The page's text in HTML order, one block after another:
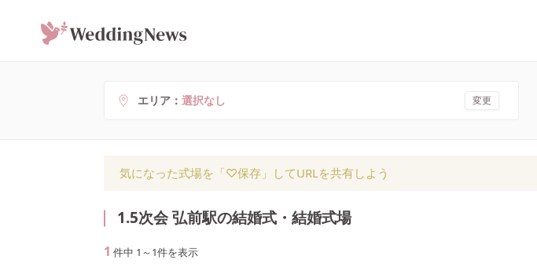
エリア 選択なし 変更
気になった式場を「♡保存」してURLを共有しよう
1.5次会 弘前駅の結婚式・結婚式場
1 件中 1 ～ 1件を表示